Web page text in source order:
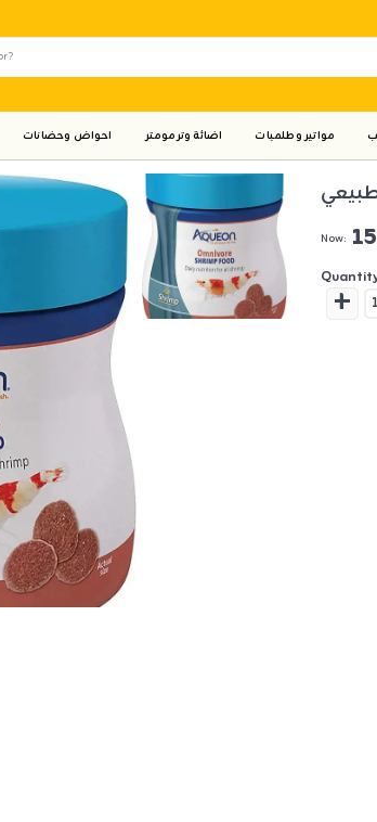
احواض وحضانات اضائة وترمومتر مواتير وطلمبات
Now:
+